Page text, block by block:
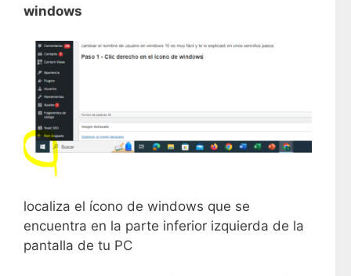
windows
localiza el ícono de windows que se
encuentra en la parte inferior izquierda de la
pantalla de tu PC